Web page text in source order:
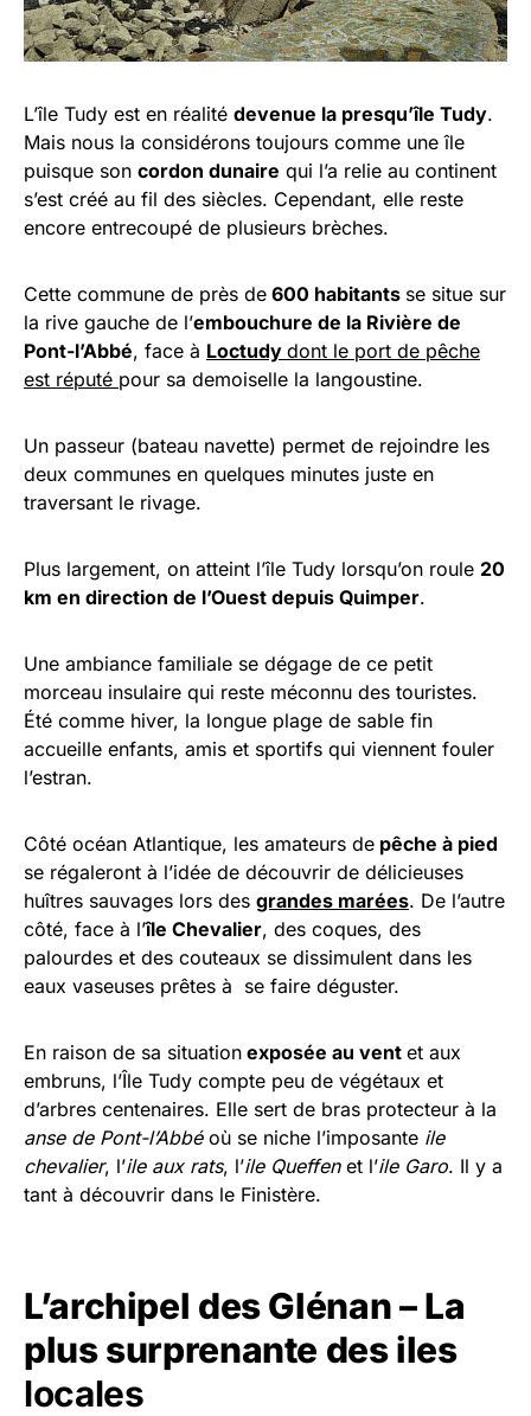
L’île Tudy est en réalité devenue la presqu’île Tudy.
Mais nous la considérons toujours comme une île
puisque son cordon dunaire qui l’a relie au continent
s’est créé au fil des siècles. Cependant, elle reste
encore entrecoupé de plusieurs brèches.
Cette commune de près de 600 habitants se situe sur
la rive gauche de l’embouchure de la Rivière de
Pont-l’Abbé, face à Loctudy dont le port de pêche
est réputé pour sa demoiselle la langoustine.
Un passeur (bateau navette) permet de rejoindre les
deux communes en quelques minutes juste en
traversant le rivage.
Plus largement, on atteint l’île Tudy lorsqu’on roule 20
km en direction de l’Ouest depuis Quimper.
Une ambiance familiale se dégage de ce petit
morceau insulaire qui reste méconnu des touristes.
Été comme hiver, la longue plage de sable fin
accueille enfants, amis et sportifs qui viennent fouler
l’estran.
Côté océan Atlantique, les amateurs de pêche à pied
se régaleront à l’idée de découvrir de délicieuses
huîtres sauvages lors des grandes marées. De l’autre
côté, face à l’île Chevalier, des coques, des
palourdes et des couteaux se dissimulent dans les
eaux vaseuses prêtes à se faire déguster.
En raison de sa situation exposée au vent et aux
embruns, l’Île Tudy compte peu de végétaux et
d’arbres centenaires. Elle sert de bras protecteur à la
anse de Pont-l’Abbéoù se niche l’imposante ile
chevalier, l’ile aux rats, l’ile Queffenet l’ile Garo. Il y a
tant à découvrir dans le Finistère.
L’archipel des Glénan – La
plus surprenante des iles
locales